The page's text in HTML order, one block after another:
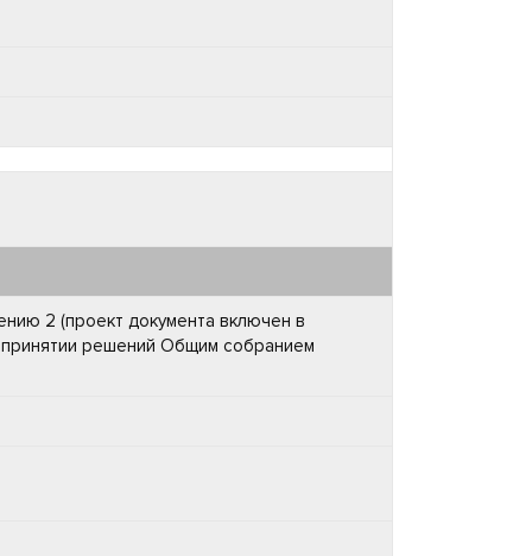
2 (проект документа включен в
решений Общим собранием